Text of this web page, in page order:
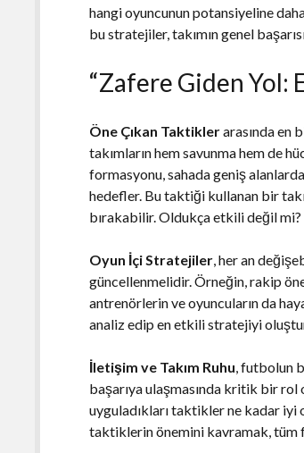
hangi oyuncunun potansiyeline
bu stratejiler, takımın genel
“Zafere Giden
Öne Çıkan Taktiklerarasında en
takımların hem savunma hem de
formasyonu, sahada geniş
hedefler. Bu taktiği kullanan bir
bırakabilir. Oldukça etkili değil mi?
Oyun İçi Stratejiler, her an
güncellenmelidir. Örneğin, rakip
antrenörlerin ve oyuncuların da
analiz edip en etkili stratejiyi
İletişim ve Takım Ruhu, futbolun
başarıya ulaşmasında kritik bir
uyguladıkları taktikler ne kadar iyi
taktiklerin önemini kavramak, tüm